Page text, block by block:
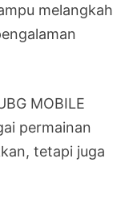
melangkah
MOBILE
permainan
tetapi juga